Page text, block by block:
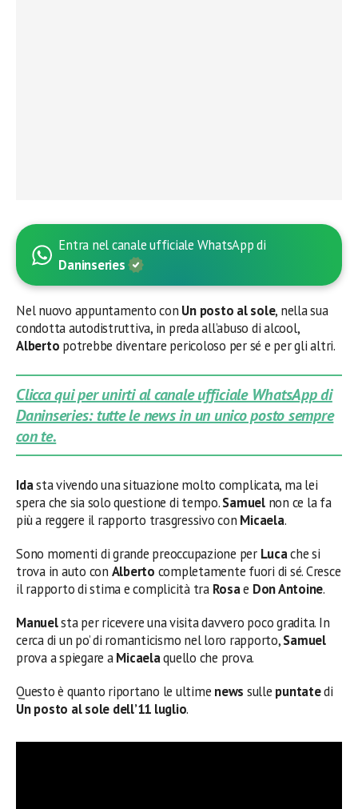
Entra nel canale ufficiale WhatsApp di
Daninseries
Nel nuovo appuntamento con Un posto al sole, nella sua
condotta autodistruttiva, in preda all’abuso di alcool,
Alberto potrebbe diventare pericoloso per sé e per gli altri.
Clicca qui per unirti al canale ufficiale WhatsApp di
Daninseries: tutte le news in un unico posto sempre
con te.
Idasta vivendo una situazione molto complicata, ma lei
spera che sia solo questione di tempo.Samuelnon ce la fa
più a reggere il rapporto trasgressivo con Micaela.
Sono momenti di grande preoccupazione per Lucache si
trova in auto con Alberto completamente fuori di sé. Cresce
il rapporto di stima e complicità tra Rosae Don Antoine.
Manuelsta per ricevere una visita davvero poco gradita. In
cerca di un po’ di romanticismo nel loro rapporto,Samuel
prova a spiegare aMicaelaquello che prova.
Questo è quanto riportano le ultime news sulle puntatedi
Un posto al sole dell’11 luglio.